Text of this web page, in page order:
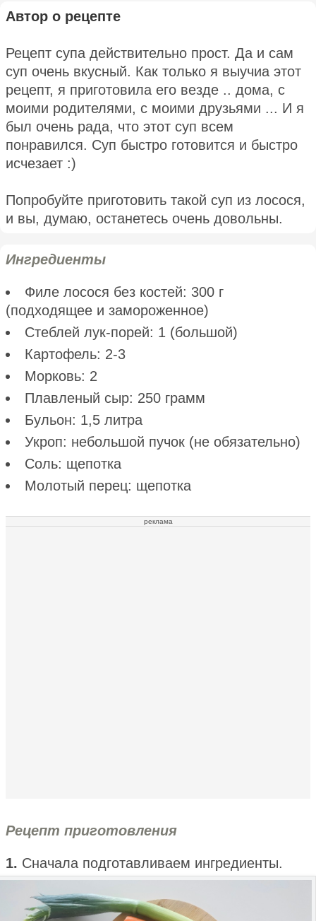
Автор о рецепте
Рецепт супа действительно прост. Да и сам
суп очень вкусный. Как только я выучиа этот
рецепт, я приготовила его везде .. дома, с
моими родителями, с моими друзьями ... И я
был очень рада, что этот суп всем
понравился. Суп быстро готовится и быстро
исчезает :)
Попробуйте приготовить такой суп из лосося,
и вы, думаю, останетесь очень довольны.
Ингредиенты
Филе лосося без костей: 300 г
(подходящее и замороженное)
Стеблей лук-порей: 1 (большой)
Картофель: 2-3
Морковь: 2
Плавленый сыр: 250 грамм
Бульон: 1,5 литра
Укроп: небольшой пучок (не обязательно)
Соль: щепотка
Молотый перец: щепотка
реклама
Рецепт приготовления
1. Сначала подготавливаем ингредиенты.